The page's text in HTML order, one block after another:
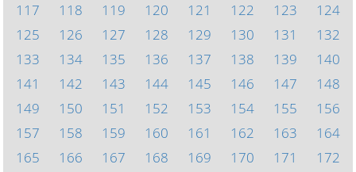
117
118 119 120 121 122 123
124
125
126 127 128 129 130 131
132
133
134 135 136 137 138 139
140
141
142 143 144 145 146 147
148
149
150 151 152 153 154 155
156
157
158 159 160 161 162 163
164
165
166 167 168 169 170 171
172